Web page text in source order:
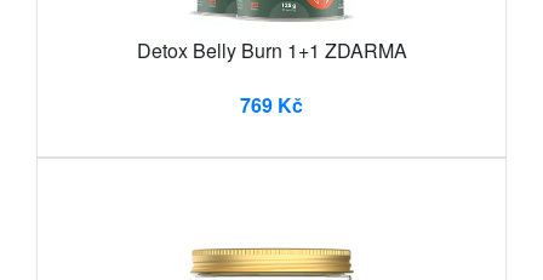
Detox Belly Burn 1+1 ZDARMA
769 Kč